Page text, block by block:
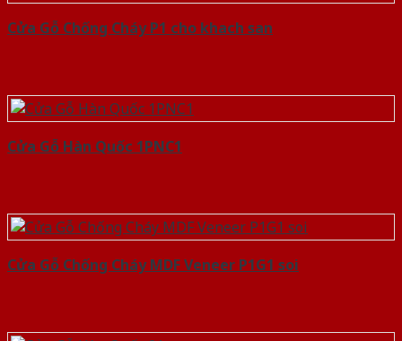
Cửa Gỗ Chống Cháy P1 cho khach san
Cửa Gỗ Hàn Quốc 1PNC1
Cửa Gỗ Chống Cháy MDF Veneer P1G1 soi